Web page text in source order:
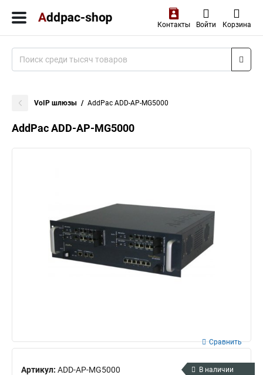
Контакты Войти Корзина
VoIP шлюзы AddPac ADD-AP-MG5000
AddPac ADD-AP-MG5000
Артикул: ADD-AP-MG5000
Сравнить
В наличии